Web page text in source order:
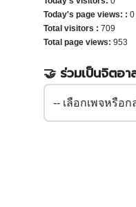
Today's page views: : 0
Total visitors : 709
Total page views: 953
🤝 ร่วมเป็นจิตอา